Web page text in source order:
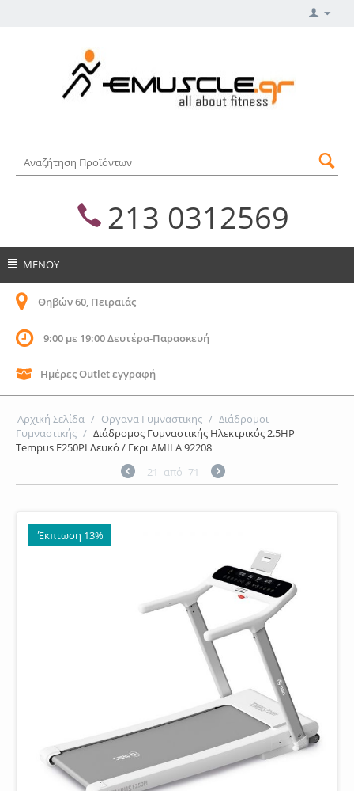
213 0312569
ΜΕΝΟΥ
Θηβών 60, Πειραιάς
9:00 με 19:00 Δευτέρα-Παρασκευή
Ημέρες Outlet εγγραφή
Αρχική Σελίδα / Οργανα Γυμναστικης / Διάδρομοι
Γυμναστικής / Διάδρομος Γυμναστικής Ηλεκτρικός 2.5HP
Tempus F250PI Λευκό / Γκρι AMILA 92208
21 από 71
Έκπτωση 13%